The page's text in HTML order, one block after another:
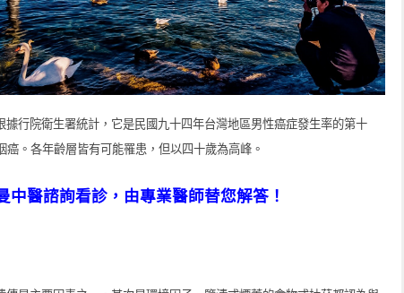
行院衛生署統計，它是民國九十四年台灣地區男性癌症發生率的第十
。各年齡層皆有可能罹患，但以四十歲為高峰。
中醫諮詢看診，由專業醫師替您解答！